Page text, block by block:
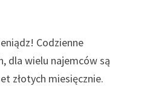
Codzienne
dla wielu najemców są
złotych miesięcznie.